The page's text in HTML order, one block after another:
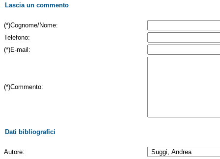
Lascia un commento
(*)Cognome/Nome:
Telefono:
(*)E-mail:
(*)Commento:
Dati bibliografici
Autore: